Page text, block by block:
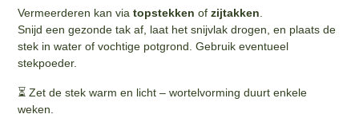
Vermeerderen kan viatopstekken ofzijtakken
Snijd een gezonde tak af, laat het snijvlak drogen, en plaats de
stek in water of vochtige potgrond. Gebruik eventueel
stekpoeder.
⏳ Zet de stek warm en licht – wortelvorming duurt enkele
weken.